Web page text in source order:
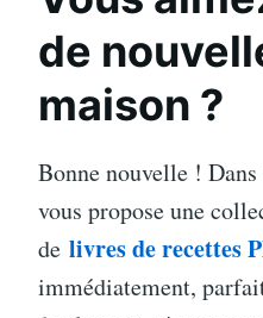
de
maison ?
Bonne nouvelle ! Dans
vous propose une
de livres de recettes
immédiatement,